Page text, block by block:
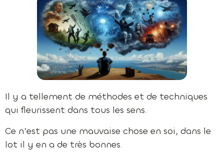
Il y a tellement de méthodes et de techniques
qui fleurissent dans tous les sens.
Ce n’est pas une mauvaise chose en soi, dans le
lot il y en a de très bonnes.